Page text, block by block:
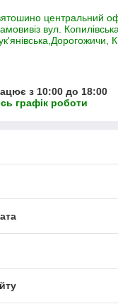
центральний
вул.
з 10:00 до 18:00
графік роботи